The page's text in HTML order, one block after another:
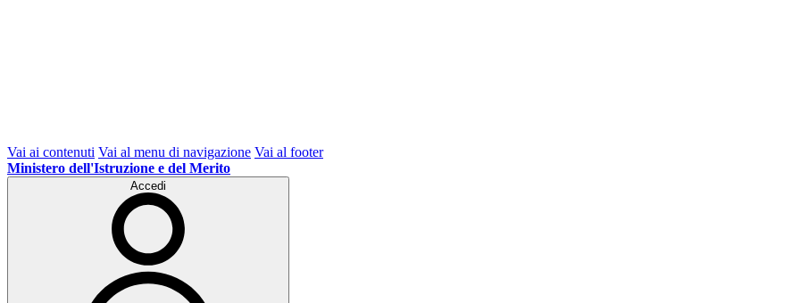
Vai ai contenuti Vai al menu di navigazione Vai al footer
Ministero dell'Istruzione e del Merito
Accedi